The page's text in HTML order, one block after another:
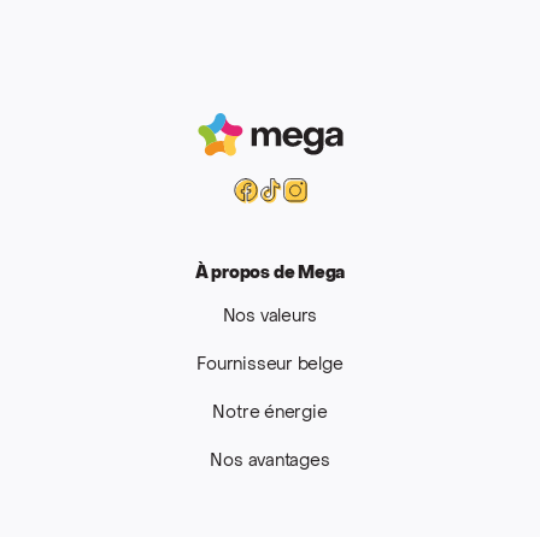
Mega
Facebook
Tiktok
Instagram
À propos de Mega
Nos valeurs
Fournisseur belge
Notre énergie
Nos avantages